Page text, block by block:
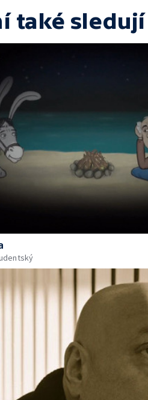
také sledují